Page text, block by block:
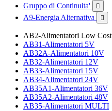
Gruppo di Continuita'

A9-Energia Alternativa 
AB2-Alimentatori Low Cost
AB31-Alimentatori 5V
AB32A-Alimentatori 10V
AB32-Alimentatori 12V
AB33-Alimentatori 15V
AB34-Alimentatori 24V
AB35A1-Alimentatori 36V
AB35A2-Alimentatori 48V
AB35-Alimentatori MULTI